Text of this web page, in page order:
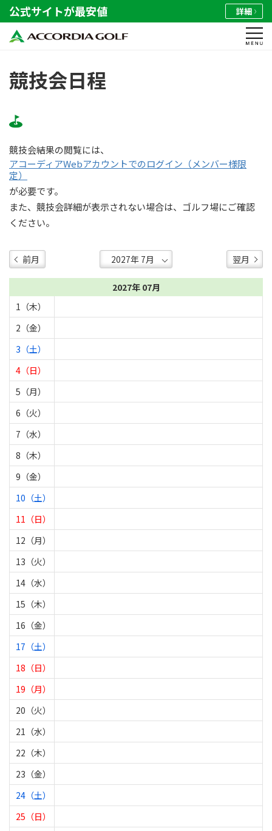
公式サイトが最安値 詳細
競技会日程
競技会結果の閲覧には、
アコーディアWebアカウントでのログイン（メンバー様限
定）
が必要です。
また、競技会詳細が表示されない場合は、ゴルフ場にご確認
ください。
前月 翌月
2027年 07月
1（木）
2（金）
3（土）
4（日）
5（月）
6（火）
7（水）
8（木）
9（金）
10（土）
11（日）
12（月）
13（火）
14（水）
15（木）
16（金）
17（土）
18（日）
19（月）
20（火）
21（水）
22（木）
23（金）
24（土）
25（日）